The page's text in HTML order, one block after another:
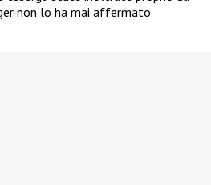
non lo ha mai affermato